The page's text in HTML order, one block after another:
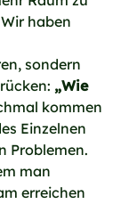
haben
sondern
„Wie
kommen
Einzelnen
Problemen.
man
erreichen